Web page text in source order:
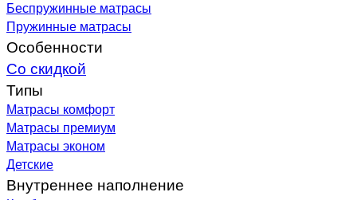
Беспружинные матрасы
Пружинные матрасы
Особенности
Со скидкой
Типы
Матрасы комфорт
Матрасы премиум
Матрасы эконом
Детские
Внутреннее наполнение